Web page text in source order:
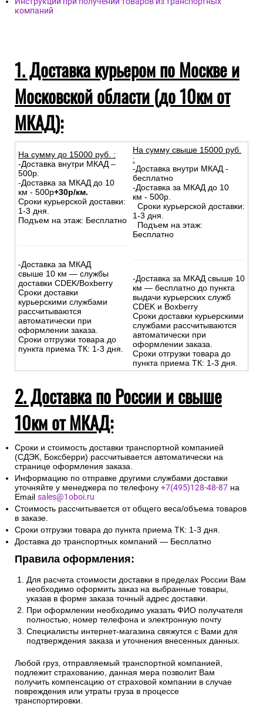
компаний
1. Доставка курьером по Москве и
Московской области (до 10км от
МКАД):
На сумму до 15000 руб. :
-Доставка внутри МКАД –
500р.
-Доставка за МКАД до 10
км - 500р+30р/км.
Сроки курьерской доставки:
1-3 дня.
Подъем на этаж: Бесплатно
-Доставка за МКАД
свыше 10 км — службы
доставки CDEK/Boxberry
Сроки доставки
курьерскими службами
рассчитываются
автоматически при
оформлении заказа.
Сроки отгрузки товара до
пункта приема ТК: 1-3 дня.
На сумму свыше 15000 руб.
:
-Доставка внутри МКАД -
бесплатно
-Доставка за МКАД до 10
км - 500р.
Сроки курьерской доставки:
1-3 дня.
Подъем на этаж:
Бесплатно
-Доставка за МКАД свыше 10
км — бесплатно до пункта
выдачи курьерских служб
CDEK и Boxberry
Сроки доставки курьерскими
службами рассчитываются
автоматически при
оформлении заказа.
Сроки отгрузки товара до
пункта приема ТК: 1-3 дня.
2. Доставка по России и свыше
10км от МКАД:
Сроки и стоимость доставки транспортной компанией
(СДЭК, Боксберри) рассчитывается автоматически на
странице оформления заказа.
Информацию по отправке другими службами доставки
уточняйте у менеджера по телефону +7(495)128-48-87 на
Email sales@1oboi.ru
Стоимость рассчитывается от общего веса/объема товаров
в заказе.
Сроки отгрузки товара до пункта приема ТК: 1-3 дня.
Доставка до транспортных компаний — Бесплатно
Правила оформления:
Для расчета стоимости доставки в пределах России Вам
необходимо оформить заказ на выбранные товары,
указав в форме заказа точный адрес доставки.
При оформлении необходимо указать ФИО получателя
полностью, номер телефона и электронную почту
Специалисты интернет-магазина свяжутся с Вами для
подтверждения заказа и уточнения внесенных данных.
Любой груз, отправляемый транспортной компанией,
подлежит страхованию, данная мера позволит Вам
получить компенсацию от страховой компании в случае
повреждения или утраты груза в процессе
транспортировки.